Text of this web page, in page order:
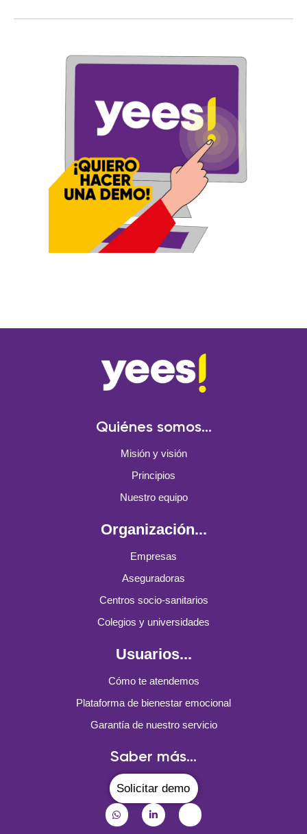
Quiénes somos...
Misión y visión
Principios
Nuestro equipo
Organización...
Empresas
Aseguradoras
Centros socio-sanitarios
Colegios y universidades
Usuarios...
Cómo te atendemos
Plataforma de bienestar emocional
Garantía de nuestro servicio
Saber más...
Solicitar demo